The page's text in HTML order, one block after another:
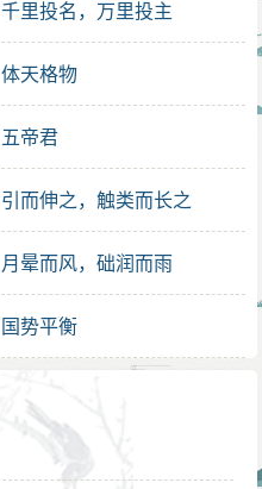
千里投名，万里投主
体天格物
五帝君
引而伸之，触类而长之
月晕而风，础润而雨
国势平衡